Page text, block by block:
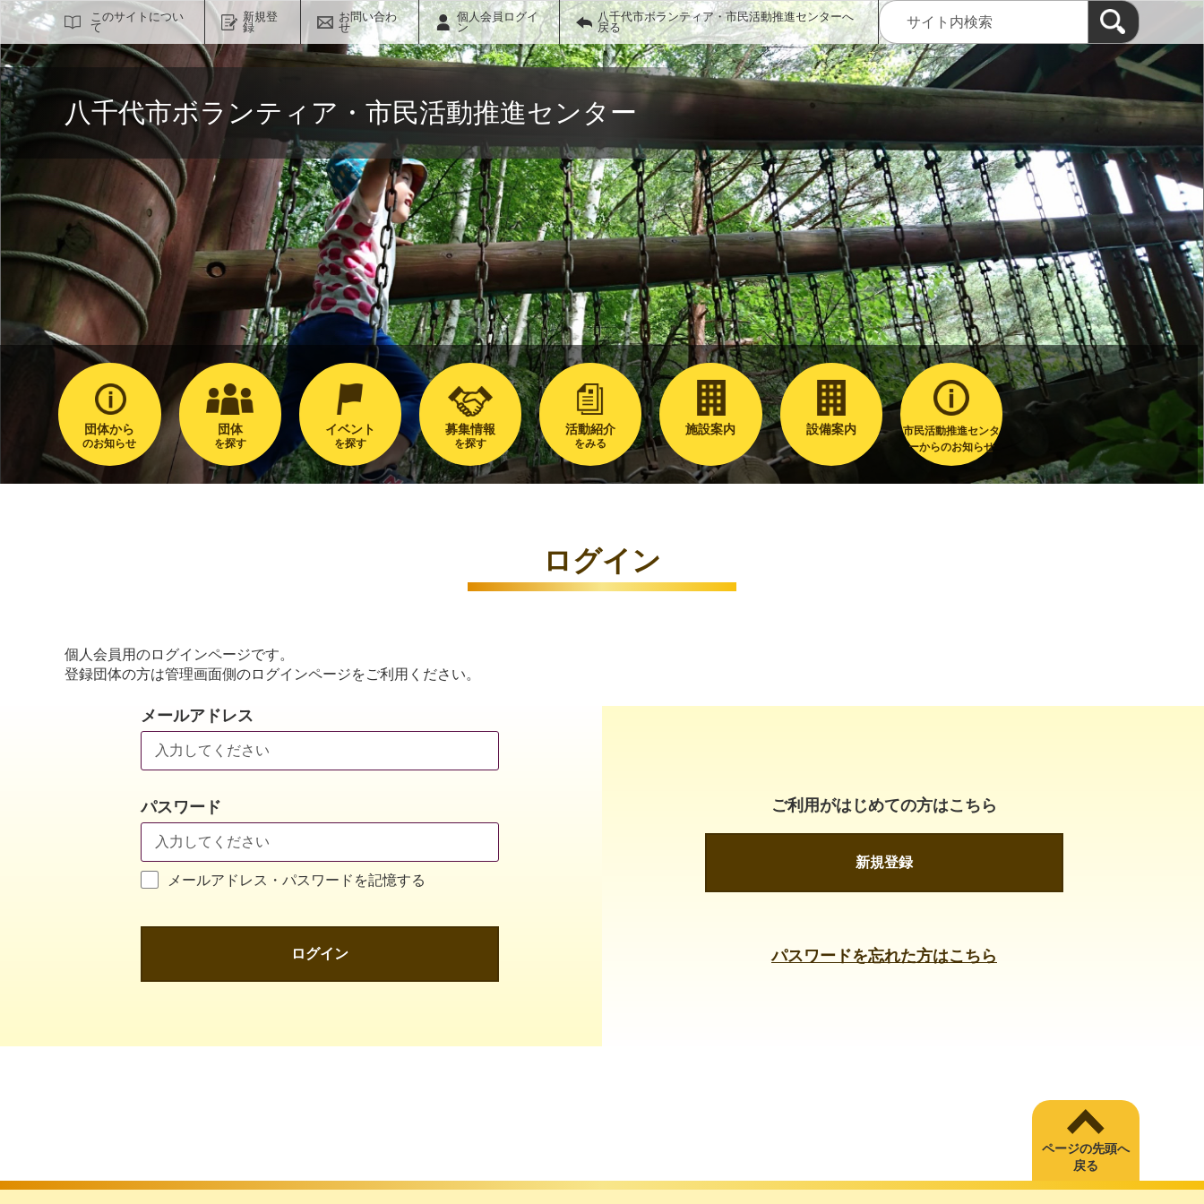
このサイトについ
て
新規登
録
お問い合わ
せ
個人会員ログイ
ン
八千代市ボランティア・市民活動推進センターへ
戻る
サイト内検索
八千代市ボランティア・市民活動推進センター
団体から
のお知らせ
団体
を探す
イベント
を探す
募集情報
を探す
活動紹介
をみる
施設案内 設備案内
市民活動推進センタ
ーからのお知らせ
ログイン
個人会員用のログインページです。
登録団体の方は管理画面側のログインページをご利用ください。
メールアドレス
パスワード
メールアドレス・パスワードを記憶する
ログイン
ご利用がはじめての方はこちら
新規登録
パスワードを忘れた方はこちら
ページの先頭へ
戻る